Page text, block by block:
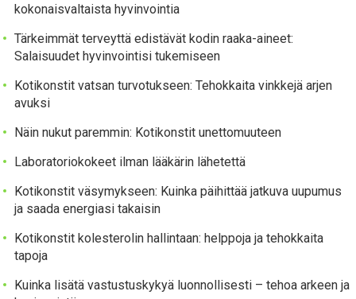
kokonaisvaltaista hyvinvointia
Tärkeimmät terveyttä edistävät kodin raaka-aineet:
Salaisuudet hyvinvointisi tukemiseen
Kotikonstit vatsan turvotukseen: Tehokkaita vinkkejä arjen
avuksi
Näin nukut paremmin: Kotikonstit unettomuuteen
Laboratoriokokeet ilman lääkärin lähetettä
Kotikonstit väsymykseen: Kuinka päihittää jatkuva uupumus
ja saada energiasi takaisin
Kotikonstit kolesterolin hallintaan: helppoja ja tehokkaita
tapoja
Kuinka lisätä vastustuskykyä luonnollisesti – tehoa arkeen ja